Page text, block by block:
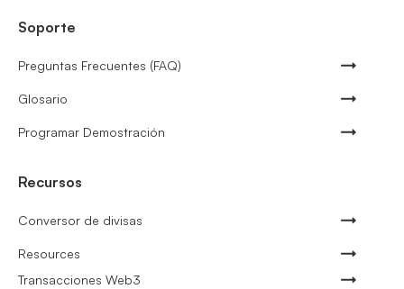
Soporte
Preguntas Frecuentes (FAQ)
Glosario
Programar Demostración
Recursos
Conversor de divisas
Resources
Transacciones Web3